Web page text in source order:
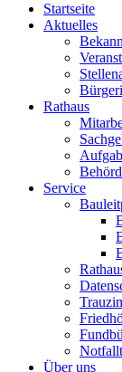
Startseite
Aktuelles
Rathaus
Service
Über uns